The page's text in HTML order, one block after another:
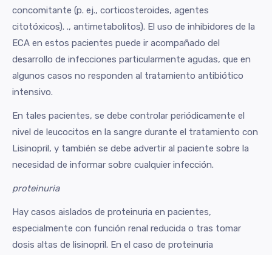
concomitante (p. ej., corticosteroides, agentes
citotóxicos). ., antimetabolitos). El uso de inhibidores de la
ECA en estos pacientes puede ir acompañado del
desarrollo de infecciones particularmente agudas, que en
algunos casos no responden al tratamiento antibiótico
intensivo.
En tales pacientes, se debe controlar periódicamente el
nivel de leucocitos en la sangre durante el tratamiento con
Lisinopril, y también se debe advertir al paciente sobre la
necesidad de informar sobre cualquier infección.
proteinuria
Hay casos aislados de proteinuria en pacientes,
especialmente con función renal reducida o tras tomar
dosis altas de lisinopril. En el caso de proteinuria